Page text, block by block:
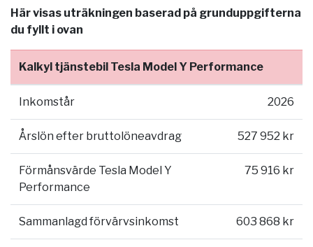
Här visas uträkningen baserad på grunduppgifterna
du fyllt i ovan
Kalkyl tjänstebil Tesla Model Y Performance
Inkomstår 2026
Årslön efter bruttolöneavdrag 527 952 kr
Förmånsvärde Tesla Model Y
Performance
75 916 kr
Sammanlagd förvärvsinkomst 603 868 kr